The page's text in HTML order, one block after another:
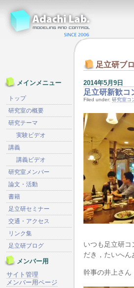
足立研ブ
2014年5月9日
足立研新歓コ
Filed under: 研究室コ
いつも足立研コ
だき，たいへん
幹事の井上さん
メインメニュー
トップ
研究室の概要
研究テーマ
実験ビデオ
講義
講義ビデオ
研究室メンバー
論文・活動
書籍
足立研セミナー
交通・アクセス
リンク集
足立研ブログ
メンバー用
サイト管理
メンバー用ページ